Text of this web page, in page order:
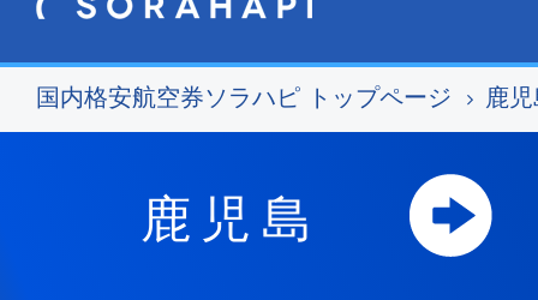
国内格安航空券ソラハピ トップページ 鹿
鹿児島